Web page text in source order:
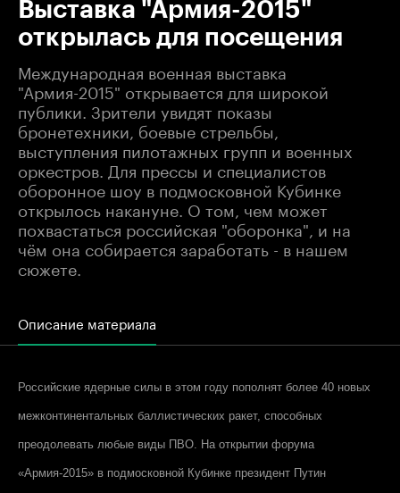
Выставка "Армия-2015"
открылась для посещения
Международная военная выставка
"Армия-2015" открывается для широкой
публики. Зрители увидят показы
бронетехники, боевые стрельбы,
выступления пилотажных групп и военных
оркестров. Для прессы и специалистов
оборонное шоу в подмосковной Кубинке
открылось накануне. О том, чем может
похвастаться российская "оборонка", и на
чём она собирается заработать - в нашем
сюжете.
Описание материала
Российские ядерные силы в этом году пополнят более 40 новых
межконтинентальных баллистических ракет, способных
преодолевать любые виды ПВО. На открытии форума
«Армия-2015» в подмосковной Кубинке президент Путин